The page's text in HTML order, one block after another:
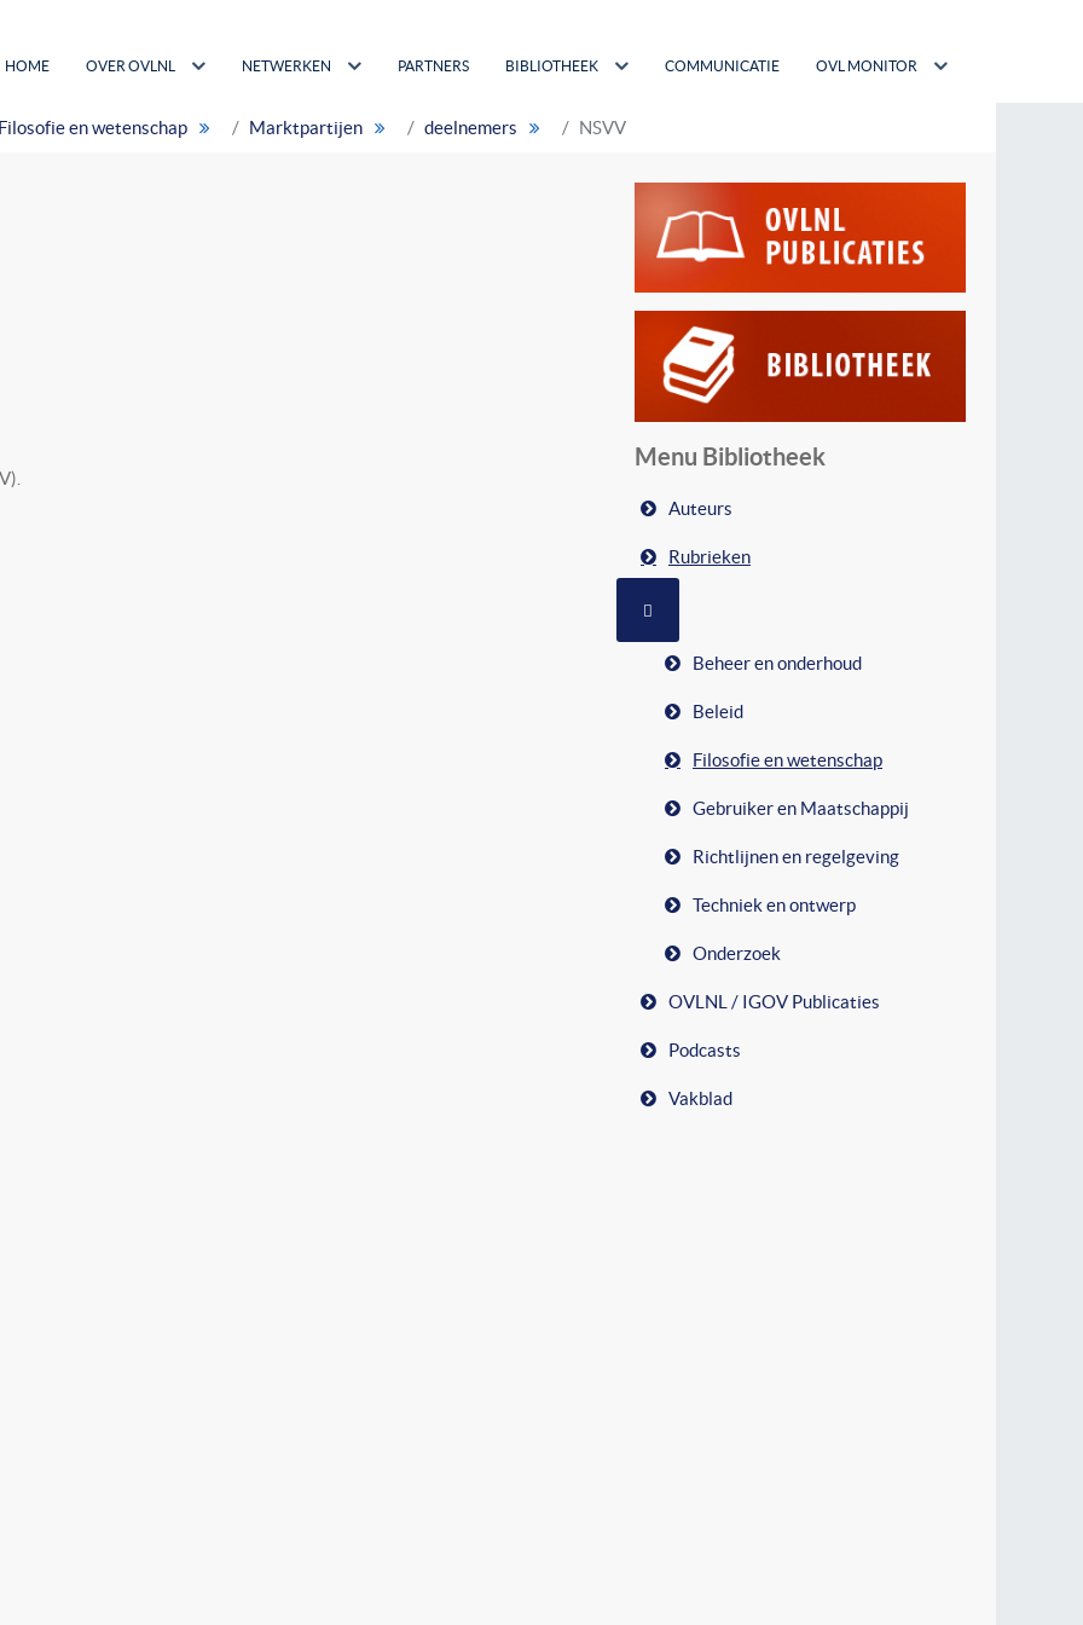
HOME OVER OVLNL NETWERKEN PARTNERS BIBLIOTHEEK COMMUNICATIE OVL MONITOR
Filosofie en wetenschap Marktpartijen deelnemers NSVV
Menu Bibliotheek
Auteurs
Rubrieken
Beheer en onderhoud
Beleid
Filosofie en wetenschap
Gebruiker en Maatschappij
Richtlijnen en regelgeving
Techniek en ontwerp
Onderzoek
OVLNL / IGOV Publicaties
Podcasts
Vakblad